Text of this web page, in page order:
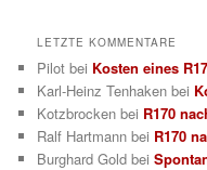
LETZTE KOMMENTARE
Pilot bei Kosten eines
Karl-Heinz Tenhaken bei
Kotzbrocken bei R170
Ralf Hartmann bei R170
Burghard Gold bei